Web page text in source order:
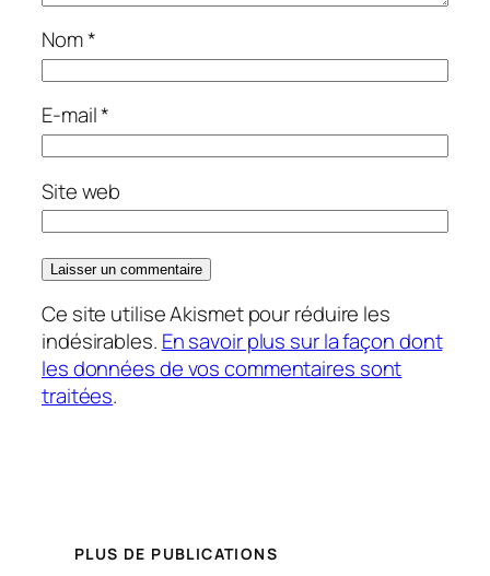
Nom*
E-mail*
Site web
Ce site utilise Akismet pour réduire les
indésirables. En savoir plus sur la façon dont
les données de vos commentaires sont
traitées.
PLUS DE PUBLICATIONS